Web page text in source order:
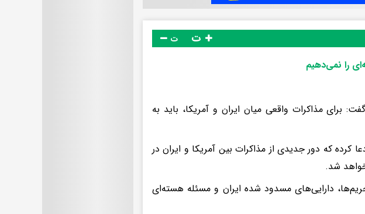
ت
را نمی‌دهیم
برای مذاکرات واقعی میان ایران و آمریکا، باید به
کرده که دور جدیدی از مذاکرات بین آمریکا و ایران در
دارایی‌های مسدود شده ایران و مسئله هسته‌ای